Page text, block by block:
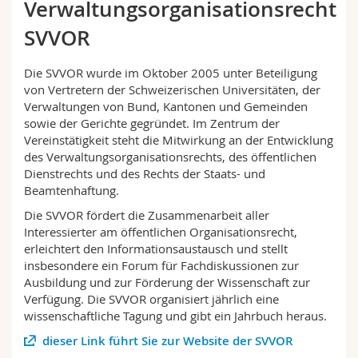
Math.-Nat. und Med. Fak.
Mitarbeitende
Webmail
MyUnifr
Verwaltungsorganisationsrecht
SVVOR
Die SVVOR wurde im Oktober 2005 unter Beteiligung
von Vertretern der Schweizerischen Universitäten, der
Verwaltungen von Bund, Kantonen und Gemeinden
sowie der Gerichte gegründet. Im Zentrum der
Vereinstätigkeit steht die Mitwirkung an der Entwicklung
des Verwaltungsorganisationsrechts, des öffentlichen
Dienstrechts und des Rechts der Staats- und
Beamtenhaftung.
Die SVVOR fördert die Zusammenarbeit aller
Interessierter am öffentlichen Organisationsrecht,
erleichtert den Informationsaustausch und stellt
insbesondere ein Forum für Fachdiskussionen zur
Ausbildung und zur Förderung der Wissenschaft zur
Verfügung. Die SVVOR organisiert jährlich eine
wissenschaftliche Tagung und gibt ein Jahrbuch heraus.
dieser Link führt Sie zur Website der SVVOR